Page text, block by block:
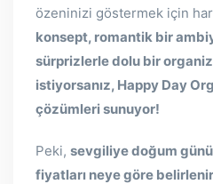
özeninizi göstermek için
konsept, romantik bir
sürprizlerle dolu bir
istiyorsanız, Happy Day
çözümleri sunuyor!
Peki, sevgiliye doğum
fiyatları neye göre